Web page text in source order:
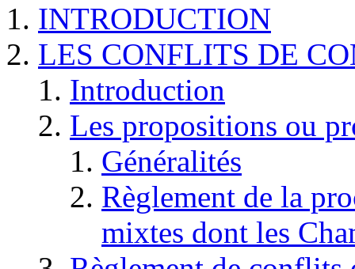
INTRODUCTION
LES CONFLITS DE
Introduction
Les propositions ou
Généralités
Règlement de la
mixtes dont les